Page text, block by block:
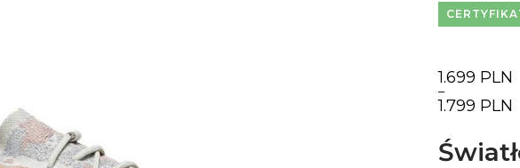
1.699 PLN
–
1.799 PLN
Zakres
cen:
do
1.799 PLN